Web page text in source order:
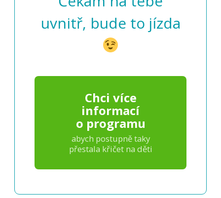
uvnitř, bude to jízda
Chci více
informací
o programu
abych postupně taky
přestala křičet na děti